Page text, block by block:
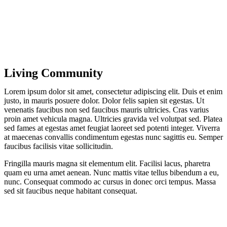
Living Community
Lorem ipsum dolor sit amet, consectetur adipiscing elit. Duis et enim
justo, in mauris posuere dolor. Dolor felis sapien sit egestas. Ut
venenatis faucibus non sed faucibus mauris ultricies. Cras varius
proin amet vehicula magna. Ultricies gravida vel volutpat sed. Platea
sed fames at egestas amet feugiat laoreet sed potenti integer. Viverra
at maecenas convallis condimentum egestas nunc sagittis eu. Semper
faucibus facilisis vitae sollicitudin.
Fringilla mauris magna sit elementum elit. Facilisi lacus, pharetra
quam eu urna amet aenean. Nunc mattis vitae tellus bibendum a eu,
nunc. Consequat commodo ac cursus in donec orci tempus. Massa
sed sit faucibus neque habitant consequat.